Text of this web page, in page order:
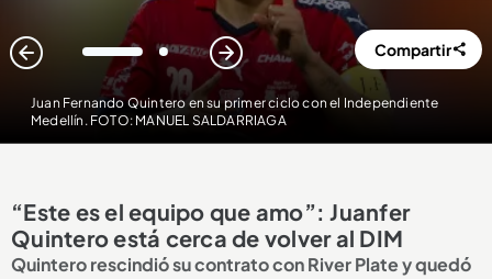
Juan Fernando Quintero en su primer ciclo con el Independiente
Medellín. FOTO: MANUEL SALDARRIAGA
1 2 Compartir
“Este es el equipo que amo”: Juanfer
Quintero está cerca de volver al DIM
Quintero rescindió su contrato con River Plate y quedó